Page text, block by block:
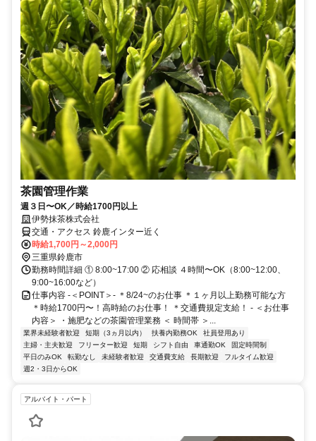
茶園管理作業
週３日〜OK／時給1700円以上
伊勢抹茶株式会社
交通・アクセス 鈴鹿インター近く
時給1,700円～2,000円
三重県鈴鹿市
勤務時間詳細 ① 8:00~17:00 ② 応相談 ４時間〜OK（8:00~12:00、
9:00~16:00など）
仕事内容 -＜POINT＞- ＊8/24~のお仕事 ＊１ヶ月以上勤務可能な方
＊時給1700円〜！高時給のお仕事！ ＊交通費規定支給！ - ＜お仕事
内容＞ ・施肥などの茶園管理業務 ＜ 時間帯 ＞...
業界未経験者歓迎 短期（3ヵ月以内） 扶養内勤務OK
社員登用あり
主婦・主夫歓迎
フリーター歓迎 短期 シフト自由 車通勤OK
固定時間制
平日のみOK
転勤なし 未経験者歓迎 交通費支給 長期歓迎
フルタイム歓迎
週2・3日からOK
アルバイト・パート